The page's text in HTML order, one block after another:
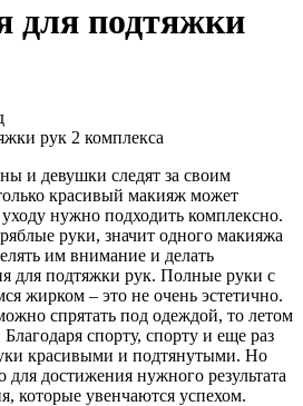
для подтяжки
и девушки следят за своим
красивый макияж может
нужно подходить комплексно.
руки, значит одного макияжа
им внимание и делать
для подтяжки рук. Полные руки с
жирком – это не очень эстетично.
спрятать под одеждой, то летом
спорту, спорту и еще раз
красивыми и подтянутыми. Но
достижения нужного результата
которые увенчаются успехом.